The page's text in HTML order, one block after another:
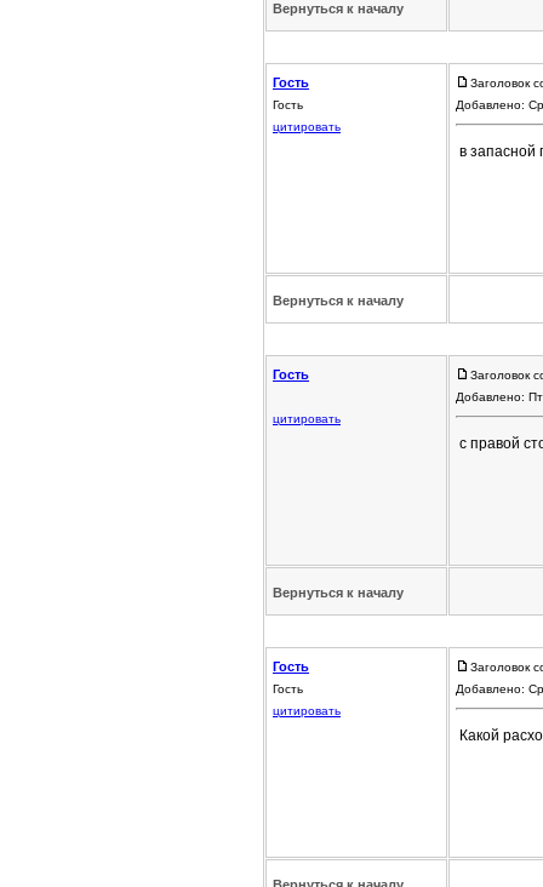
Вернуться к началу
Гость
Гость
цитировать
Заголовок
Добавлено:
в запасной
Вернуться к началу
Гость
цитировать
Заголовок
Добавлено:
с правой
Вернуться к началу
Гость
Гость
цитировать
Заголовок
Добавлено:
Какой